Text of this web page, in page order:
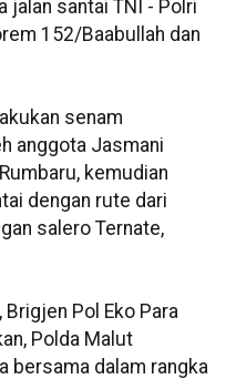
jalan santai TNI - Polri
152/Baabullah dan
senam
anggota Jasmani
kemudian
dengan rute dari
salero Ternate,
Pol Eko Para
Polda Malut
bersama dalam rangka